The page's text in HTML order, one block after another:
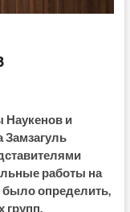
Наукенов и
Замзагуль
работы на
было определить,
групп,